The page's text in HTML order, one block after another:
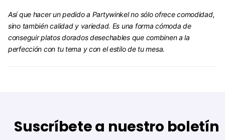
Así que hacer un pedido a Partywinkel no sólo ofrece comodidad,
sino también calidad y variedad. Es una forma cómoda de
conseguir platos dorados desechables que combinen a la
perfección con tu tema y con el estilo de tu mesa.
Suscríbete a nuestro boletín